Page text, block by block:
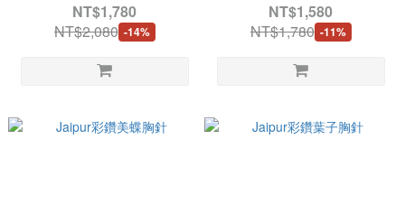
NT$1,780
NT$2,080 -14%
NT$1,580
NT$1,780 -11%